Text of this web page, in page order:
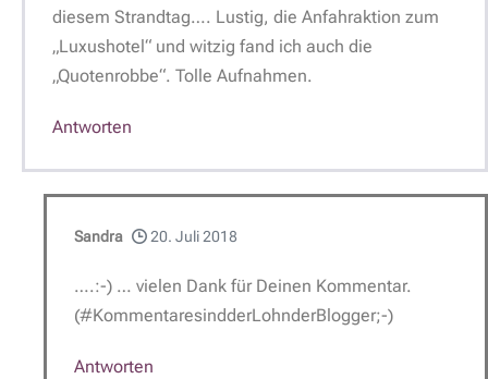
diesem Strandtag…. Lustig, die Anfahraktion zum
„Luxushotel“ und witzig fand ich auch die
„Quotenrobbe“. Tolle Aufnahmen.
Antworten
Sandra 20. Juli 2018
….:-) … vielen Dank für Deinen Kommentar.
(#KommentaresindderLohnderBlogger;-)
Antworten